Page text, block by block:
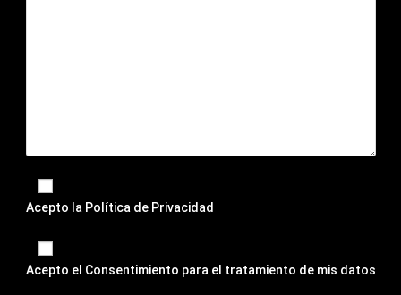
Acepto la Política de Privacidad
Acepto el Consentimiento para el tratamiento de mis datos